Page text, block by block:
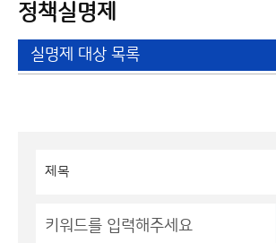
정책실명제
실명제 대상 목록